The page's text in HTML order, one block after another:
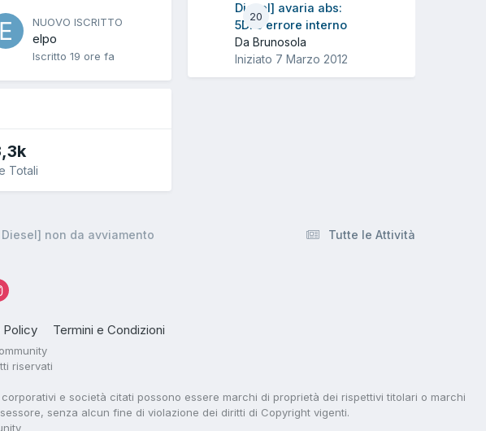
NUOVO ISCRITTO
elpo
Iscritto 19 ore fa
Totali
20
Diesel] avaria abs:
5DF5 errore interno
Da Brunosola
Iniziato 7 Marzo 2012
Tutte le Attività
non da avviamento
Policy Termini e Condizioni
riservati
e società citati possono essere marchi di proprietà dei rispettivi titolari o marchi
senza alcun fine di violazione dei diritti di Copyright vigenti.